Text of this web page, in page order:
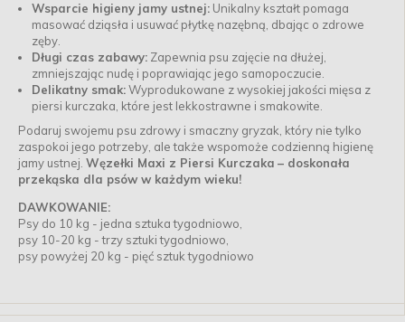
Wsparcie higieny jamy ustnej: Unikalny kształt pomaga
masować dziąsła i usuwać płytkę nazębną, dbając o zdrowe
zęby.
Długi czas zabawy: Zapewnia psu zajęcie na dłużej,
zmniejszając nudę i poprawiając jego samopoczucie.
Delikatny smak:Wyprodukowane z wysokiej jakości mięsa z
piersi kurczaka, które jest lekkostrawne i smakowite.
Podaruj swojemu psu zdrowy i smaczny gryzak, który nie tylko
zaspokoi jego potrzeby, ale także wspomoże codzienną higienę
jamy ustnej. Węzełki Maxi z Piersi Kurczaka – doskonała
przekąska dla psów w każdym wieku!
DAWKOWANIE:
Psy do 10 kg - jedna sztuka tygodniowo,
psy 10-20 kg - trzy sztuki tygodniowo,
psy powyżej 20 kg - pięć sztuk tygodniowo